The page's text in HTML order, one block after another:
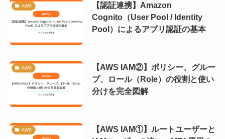
AWS
【認証連携】Amazon
Cognito（User Pool / Identity
Pool）によるアプリ認証の基本
AWS
【AWS IAM②】ポリシー、グルー
プ、ロール（Role）の役割と使い
分けを完全図解
AWS
【AWS IAM①】ルートユーザーと